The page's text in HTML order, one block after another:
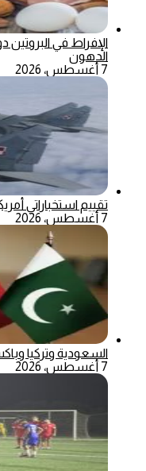
الإفراط في البروتين
الدهون
7 أغسطس، 2026
تقييم استخباراتي
7 أغسطس، 2026
السعودية وتركيا
7 أغسطس، 2026